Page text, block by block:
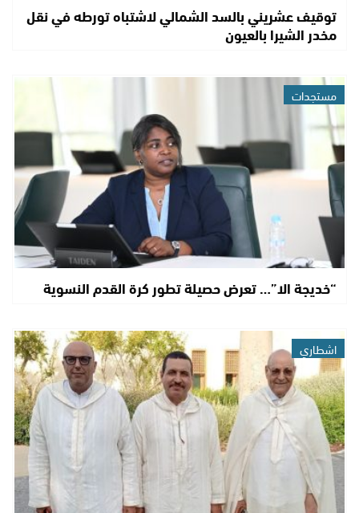
توقيف عشريني بالسد الشمالي لاشتباه تورطه في نقل
مخدر الشيرا بالعيون
مستجدات
“خديجة الا”… تعرض حصيلة تطور كرة القدم النسوية
اشطاري